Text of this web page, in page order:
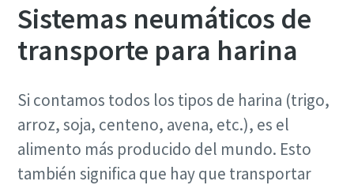
Sistemas neumáticos de
transporte para harina
Si contamos todos los tipos de harina (trigo,
arroz, soja, centeno, avena, etc.), es el
alimento más producido del mundo. Esto
también significa que hay que transportar